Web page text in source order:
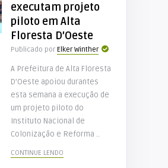
executam projeto
piloto em Alta
Floresta D’Oeste
Publicado por Elker Winther
A Prefeitura de Alta Floresta
D’Oeste apoiou durantes
esta semana a execução de
um projeto piloto do
Instituto Nacional de
Colonização e Reforma ..
CONTINUE LENDO